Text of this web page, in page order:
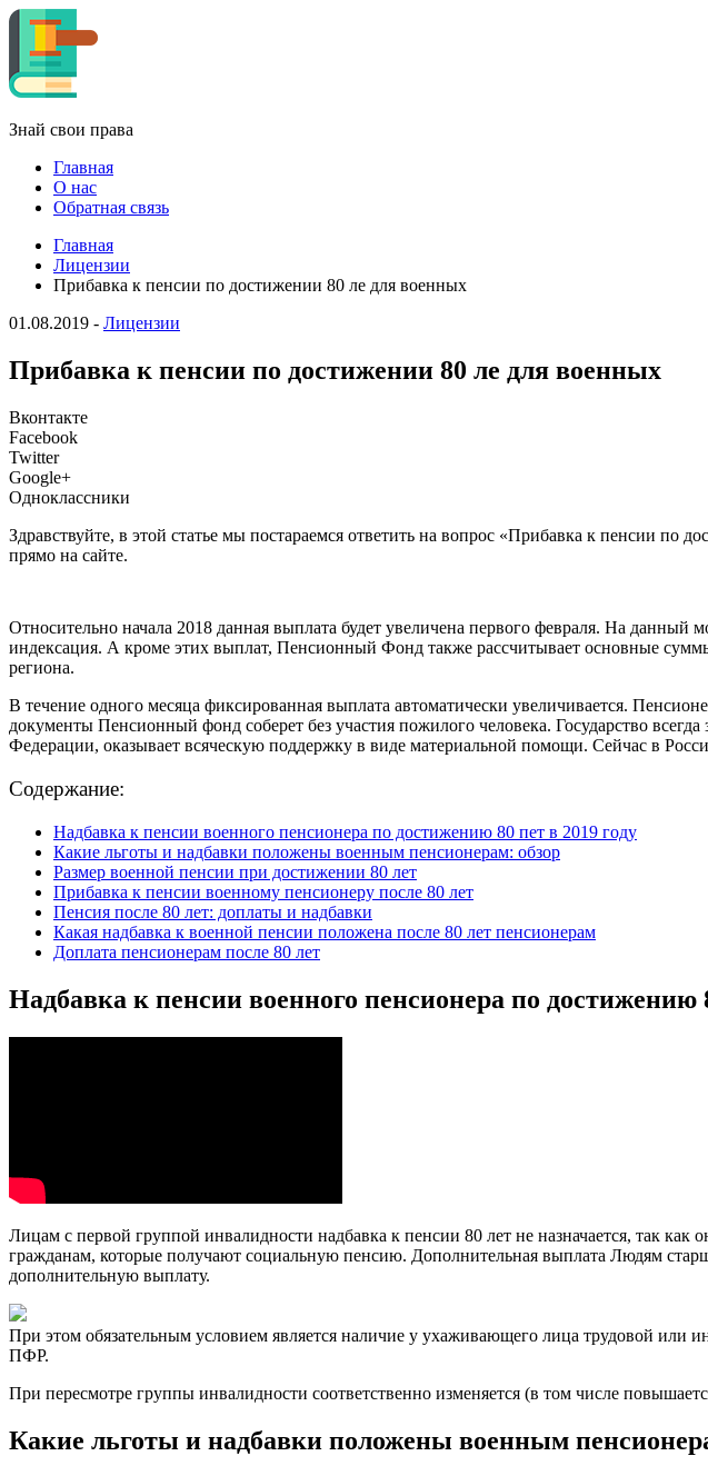
Знай свои права
Главная
О нас
Обратная связь
Главная
Лицензии
Прибавка к пенсии по достижении 80 ле для военных
01.08.2019 - Лицензии
Прибавка к пенсии по достижении 80 ле для военных
Вконтакте
Facebook
Twitter
Google+
Одноклассники
Здравствуйте, в этой статье мы постараемся ответить на вопрос «Прибавка к пенсии
прямо на сайте.
Относительно начала 2018 данная выплата будет увеличена первого февраля. На
индексация. А кроме этих выплат, Пенсионный Фонд также рассчитывает основные
региона.
В течение одного месяца фиксированная выплата автоматически увеличивается.
документы Пенсионный фонд соберет без участия пожилого человека. Государство
Федерации, оказывает всяческую поддержку в виде материальной помощи. Сейчас в
Содержание:
Надбавка к пенсии военного пенсионера по достижению 80 пет в 2019 году
Какие льготы и надбавки положены военным пенсионерам: обзор
Размер военной пенсии при достижении 80 лет
Прибавка к пенсии военному пенсионеру после 80 лет
Пенсия после 80 лет: доплаты и надбавки
Какая надбавка к военной пенсии положена после 80 лет пенсионерам
Доплата пенсионерам после 80 лет
Надбавка к пенсии военного пенсионера по достижению
Лицам с первой группой инвалидности надбавка к пенсии 80 лет не назначается, так
гражданам, которые получают социальную пенсию. Дополнительная выплата Людям
дополнительную выплату.
При этом обязательным условием является наличие у ухаживающего лица трудовой или
ПФР.
При пересмотре группы инвалидности соответственно изменяется (в том числе
Какие льготы и надбавки положены военным